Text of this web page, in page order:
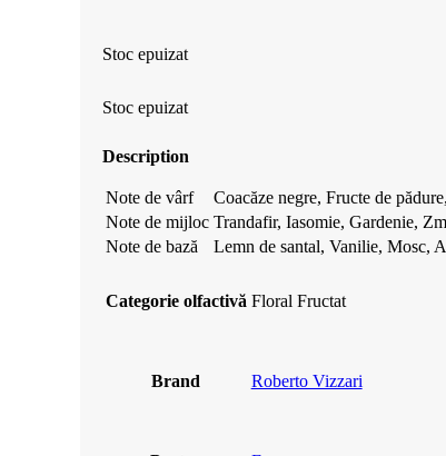
Stoc epuizat
Stoc epuizat
Description
Note de vârf
Coacăze negre, Fructe de
Note de mijloc Trandafir, Iasomie, Gardenie,
Note de bază
Lemn de santal, Vanilie, Mosc,
Categorie olfactivă Floral Fructat
Brand Roberto Vizzari